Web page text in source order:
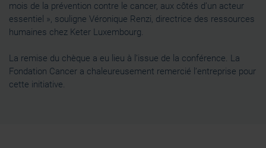
mois de la prévention contre le cancer, aux côtés d’un acteur
essentiel », souligne Véronique Renzi, directrice des ressources
humaines chez Keter Luxembourg.
La remise du chèque a eu lieu à l’issue de la conférence. La
Fondation Cancer a chaleureusement remercié l’entreprise pour
cette initiative.